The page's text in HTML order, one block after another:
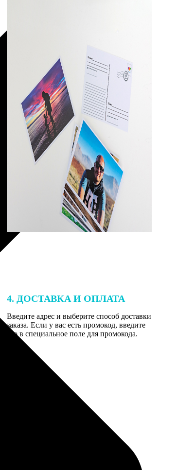
4. ДОСТАВКА И ОПЛАТА
Введите адрес и выберите способ доставки
заказа. Если у вас есть промокод, введите
его в специальное поле для промокода.